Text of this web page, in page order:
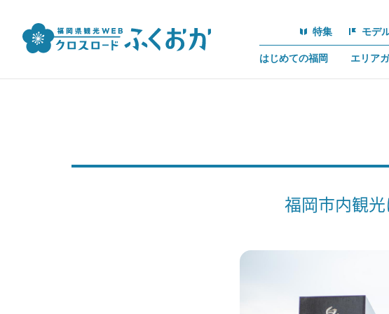
特集 モデ
はじめての福岡 エリア
福岡市内観